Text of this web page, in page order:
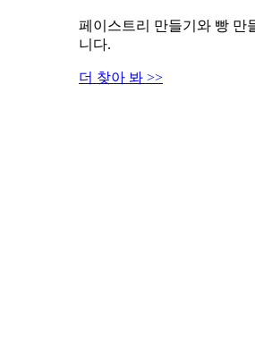
페이스트리 만들기와 빵 만
니다.
더 찾아 봐 >>